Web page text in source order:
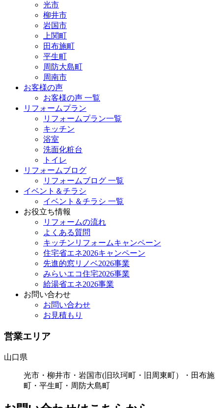
光市
柳井市
岩国市
上関町
田布施町
平生町
周防大島町
周南市
お客様の声
お客様の声 一覧
リフォームプラン
リフォームプラン一覧
キッチン
浴室
洗面化粧台
トイレ
リフォームブログ
リフォームブログ 一覧
イベント＆チラシ
イベント＆チラシ 一覧
お役立ち情報
リフォームの流れ
よくある質問
キッチンリフォームキャンペーン
住宅省エネ2026キャンペーン
先進的窓リノベ2026事業
みらいエコ住宅2026事業
給湯省エネ2026事業
お問い合わせ
お問い合わせ
お見積もり
営業エリア
山口県
光市・柳井市・岩国市(旧玖珂町・旧周東町）・田布施
町・平生町・周防大島町